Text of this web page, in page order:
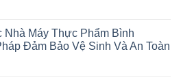
Nhà Máy Thực Phẩm Bình
Đảm Bảo Vệ Sinh Và An Toàn